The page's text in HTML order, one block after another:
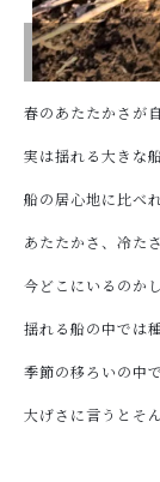
春のあたたかさが
実は揺れる大きな
船の居心地に比べ
あたたかさ、冷た
今どこにいるのか
揺れる船の中では
季節の移ろいの中
大げさに言うとそ